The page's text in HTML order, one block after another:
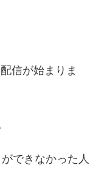
信が始まりま
できなかった人